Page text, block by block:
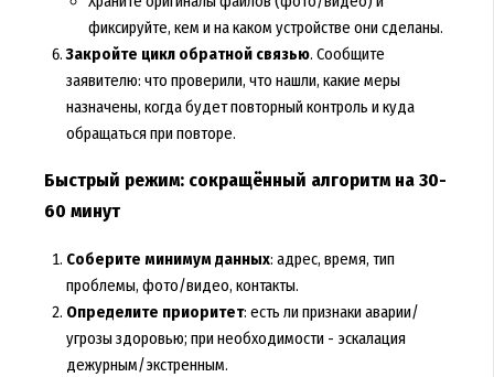
фиксируйте, кем и на каком устройстве они сделаны.
Закройте цикл обратной связью. Сообщите
заявителю: что проверили, что нашли, какие меры
назначены, когда будет повторный контроль и куда
обращаться при повторе.
Быстрый режим: сокращённый алгоритм на 30-
60 минут
Соберите минимум данных: адрес, время, тип
проблемы, фото/видео, контакты.
Определите приоритет: есть ли признаки аварии/
угрозы здоровью; при необходимости - эскалация
дежурным/экстренным.